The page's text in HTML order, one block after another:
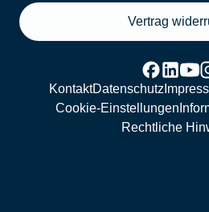
Vertrag
KontaktDatenschutz
Cookie-Einstellungen
Rechtliche